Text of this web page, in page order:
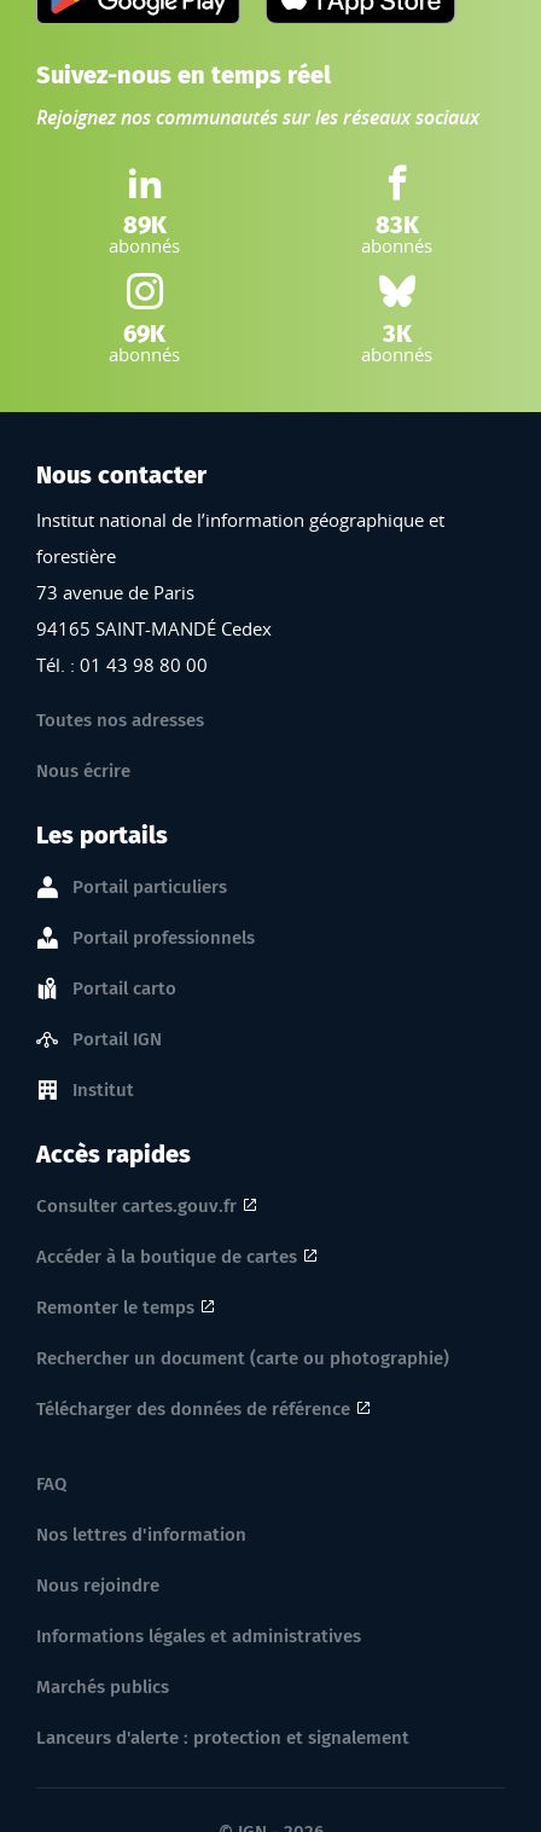
Suivez-nous en temps réel
Rejoignez nos communautés sur les réseaux sociaux
LinkedIn IGN :
89K
abonnés
Facebook IGN :
83K
abonnés
Instagram IGN :
69K
abonnés
Bluesky :
3K
abonnés
Nous contacter
Institut national de l’information géographique et
forestière
73 avenue de Paris
94165 SAINT-MANDÉ Cedex
Tél. : 01 43 98 80 00
Toutes nos adresses
Nous écrire
Les portails
Portail particuliers
Portail professionnels
Portail carto
Portail IGN
Institut
Accès rapides
Consulter cartes.gouv.fr
Accéder à la boutique de cartes
Remonter le temps
Rechercher un document (carte ou photographie)
Télécharger des données de référence
FAQ
Nos lettres d'information
Nous rejoindre
Informations légales et administratives
Marchés publics
Lanceurs d'alerte : protection et signalement